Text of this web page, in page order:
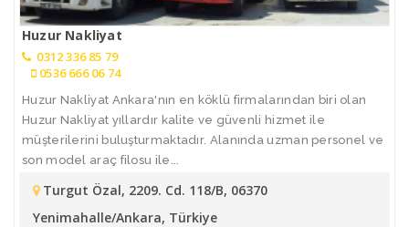
Huzur Nakliyat
0312 336 85 79
0536 666 06 74
Huzur Nakliyat Ankara'nın en köklü firmalarından biri olan
Huzur Nakliyat yıllardır kalite ve güvenli hizmet ile
müşterilerini buluşturmaktadır. Alanında uzman personel ve
son model araç filosu ile...
Turgut Özal, 2209. Cd. 118/B, 06370
Yenimahalle/Ankara, Türkiye